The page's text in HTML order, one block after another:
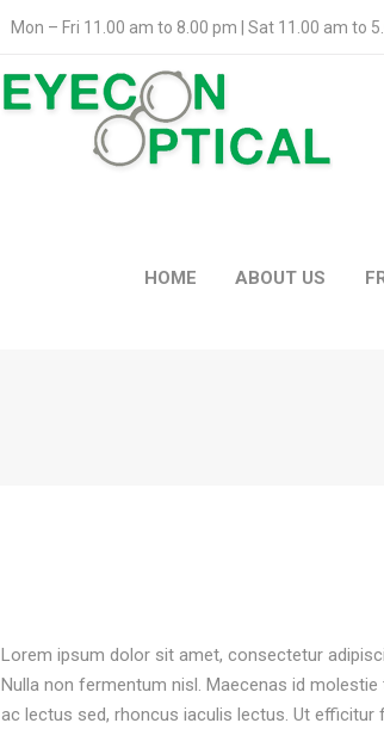
Mon – Fri 11.00 am to 8.00 pm | Sat 11.00 am to
HOME ABOUT US
Lorem ipsum dolor sit amet, consectetur
Nulla non fermentum nisl. Maecenas id
ac lectus sed, rhoncus iaculis lectus. Ut efficitur